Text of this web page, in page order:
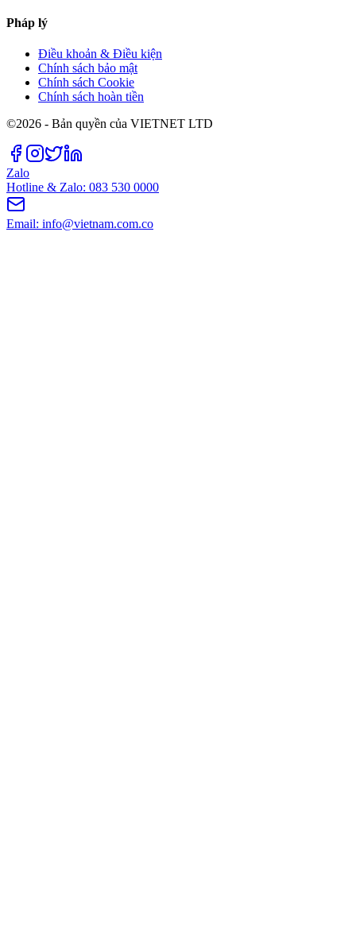
Pháp lý
Điều khoản & Điều kiện
Chính sách bảo mật
Chính sách Cookie
Chính sách hoàn tiền
©2026 - Bản quyền của VIETNET LTD
Zalo
Hotline & Zalo: 083 530 0000
Email: info@vietnam.com.co